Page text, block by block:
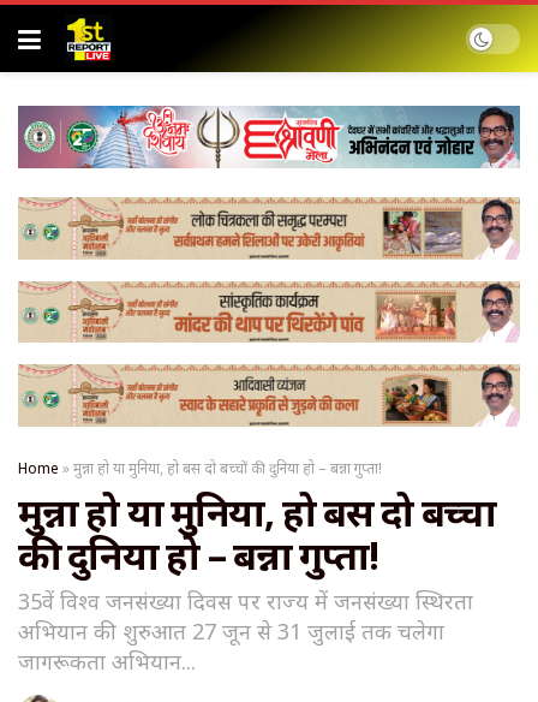
Home »मुन्ना हो या मुनिया, हो बस दो बच्चों की दुनिया हो – बन्ना गुप्ता!
मुन्ना हो या मुनिया, हो बस दो बच्चों
की दुनिया हो – बन्ना गुप्ता!
35वें विश्व जनसंख्या दिवस पर राज्य में जनसंख्या स्थिरता
अभियान की शुरुआत 27 जून से 31 जुलाई तक चलेगा
जागरूकता अभियान...